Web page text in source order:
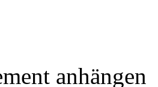
anhängen